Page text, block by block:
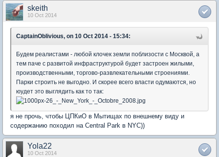
skeith
10 Oct 2014
CaptainOblivious, on 10 Oct 2014 - 15:34:
Будем реалистами - любой клочек земли поблизости с Москвой, а
тем паче с развитой инфраструктурой будет застроен жилыми,
производственными, торгово-развлекательными строениями.
Парки строить не выгодно. И скорее всего власти одумаются, но
юудет это выглядить как то так:
я не прочь, чтобы ЦПКиО в Мытищах по внешнему виду и
содержанию походил на Central Park в NYC))
Yola22
10 Oct 2014